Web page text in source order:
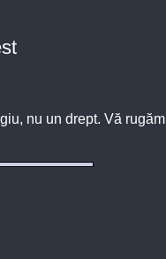
nu un drept. Vă rugăm